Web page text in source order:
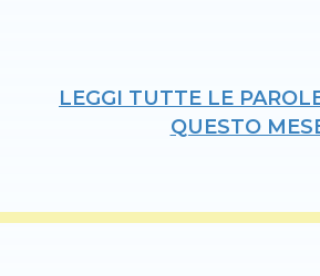
LEGGI TUTTE LE
QUESTO